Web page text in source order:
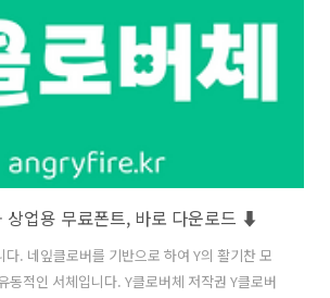
상업용 무료폰트, 바로 다운로드 ⬇︎
. 네잎클로버를 기반으로 하여 Y의 활기찬 모
동적인 서체입니다. Y클로버체 저작권 Y클로버